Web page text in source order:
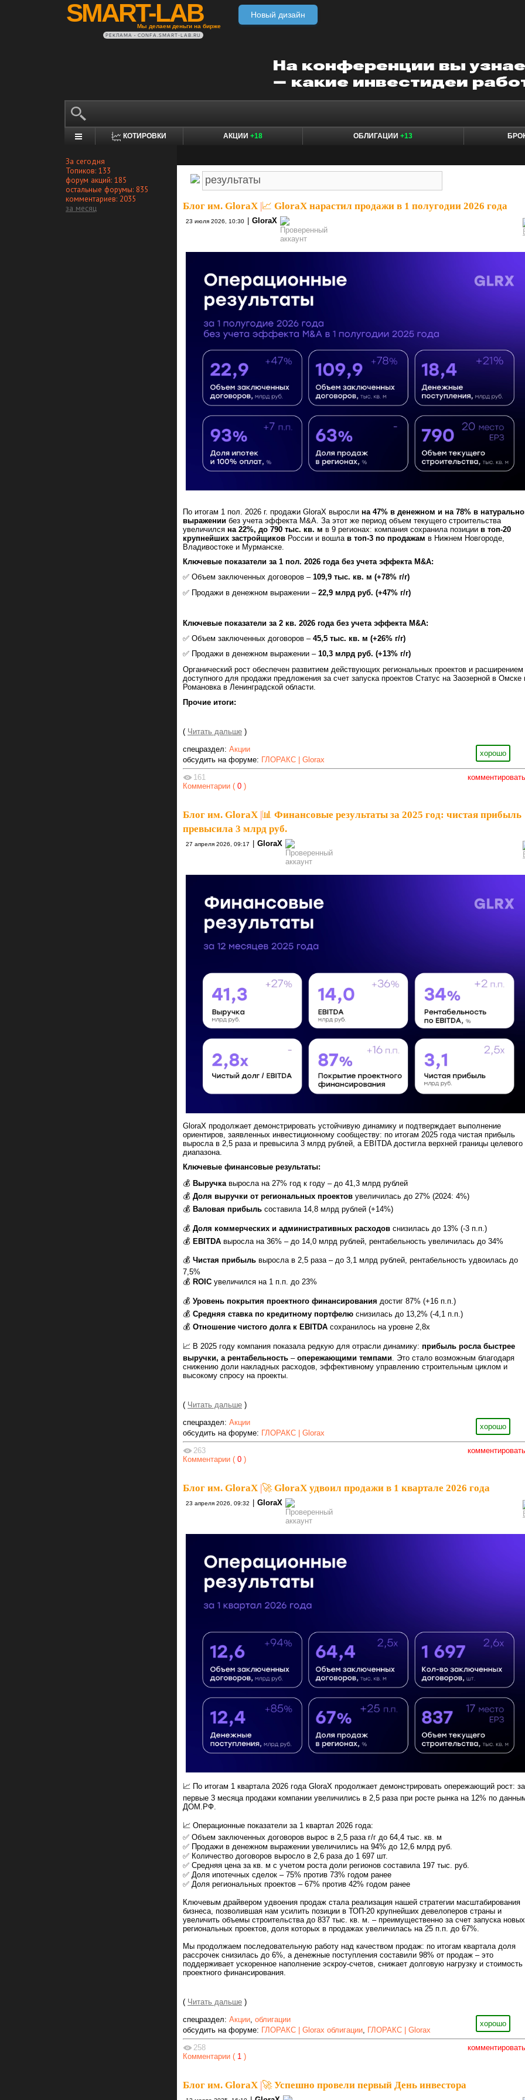
SMART-LAB
Мы делаем деньги на бирже
Новый дизайн
РЕКЛАМА • CONFA.SMART-LAB.RU
КОТИРОВКИ АКЦИИ +18 ОБЛИГАЦИИ +13
За сегодня
Топиков: 133
форум акций: 185
остальные форумы: 835
комментариев: 2035
за месяц
Блог им. GloraX 📈 GloraX нарастил продажи в 1 полугодии 2026 года
23 июля 2026, 10:30 GloraX
По итогам 1 пол. 2026 г. продажи GloraX выросли на 47% в денежном и на 78% в
выражении без учета эффекта M&A. За этот же период объем текущего строительства
увеличился на 22%, до 790 тыс. кв. м в 9 регионах: компания сохранила позиции в топ-20
крупнейших застройщиков России и вошла в топ-3 по продажам в Нижнем Новгороде,
Владивостоке и Мурманске.
Ключевые показатели за 1 пол. 2026 года без учета эффекта M&A:
✅ Объем заключенных договоров – 109,9 тыс. кв. м (+78% г/г)
✅ Продажи в денежном выражении – 22,9 млрд руб. (+47% г/г)
Ключевые показатели за 2 кв. 2026 года без учета эффекта M&A:
✅ Объем заключенных договоров – 45,5 тыс. кв. м (+26% г/г)
✅ Продажи в денежном выражении – 10,3 млрд руб. (+13% г/г)
Органический рост обеспечен развитием действующих региональных проектов и расширением
доступного для продажи предложения за счет запуска проектов Статус на Заозерной в Омске
Романовка в Ленинградской области.
Прочие итоги:
( Читать дальше )
хорошо
спецраздел: Акции
обсудить на форуме: ГЛОРАКС | Glorax
комментировать
161
Комментарии ( 0 )
Блог им. GloraX 📊 Финансовые результаты за 2025 год: чистая прибыль
превысила 3 млрд руб.
27 апреля 2026, 09:17 GloraX
GloraX продолжает демонстрировать устойчивую динамику и подтверждает выполнение
ориентиров, заявленных инвестиционному сообществу: по итогам 2025 года чистая прибыль
выросла в 2,5 раза и превысила 3 млрд рублей, а EBITDA достигла верхней границы целевого
диапазона.
Ключевые финансовые результаты:
💰 Выручка выросла на 27% год к году – до 41,3 млрд рублей
💰 Доля выручки от региональных проектов увеличилась до 27% (2024: 4%)
💰 Валовая прибыль составила 14,8 млрд рублей (+14%)
💰 Доля коммерческих и административных расходов снизилась до 13% (-3 п.п.)
💰 EBITDA выросла на 36% – до 14,0 млрд рублей, рентабельность увеличилась до 34%
💰 Чистая прибыль выросла в 2,5 раза – до 3,1 млрд рублей, рентабельность удвоилась до
7,5%
💰 ROIC увеличился на 1 п.п. до 23%
💰 Уровень покрытия проектного финансирования достиг 87% (+16 п.п.)
💰 Средняя ставка по кредитному портфелю снизилась до 13,2% (-4,1 п.п.)
💰 Отношение чистого долга к EBITDA сохранилось на уровне 2,8x
📈 В 2025 году компания показала редкую для отрасли динамику: прибыль росла быстрее
выручки, а рентабельность – опережающими темпами . Это стало возможным благодаря
снижению доли накладных расходов, эффективному управлению строительным циклом и
высокому спросу на проекты.
( Читать дальше )
хорошо
спецраздел: Акции
обсудить на форуме: ГЛОРАКС | Glorax
комментировать
263
Комментарии ( 0 )
Блог им. GloraX 🚀 GloraX удвоил продажи в 1 квартале 2026 года
23 апреля 2026, 09:32 GloraX
📈 По итогам 1 квартала 2026 года GloraX продолжает демонстрировать опережающий рост: за
первые 3 месяца продажи компании увеличились в 2,5 раза при росте рынка на 12% по
ДОМ.РФ.
📈 Операционные показатели за 1 квартал 2026 года:
✅ Объем заключенных договоров вырос в 2,5 раза г/г до 64,4 тыс. кв. м
✅ Продажи в денежном выражении увеличились на 94% до 12,6 млрд руб.
✅ Количество договоров выросло в 2,6 раза до 1 697 шт.
✅ Средняя цена за кв. м с учетом роста доли регионов составила 197 тыс. руб.
✅ Доля ипотечных сделок – 75% против 73% годом ранее
✅ Доля региональных проектов – 67% против 42% годом ранее
Ключевым драйвером удвоения продаж стала реализация нашей стратегии масштабирования
бизнеса, позволившая нам усилить позиции в ТОП-20 крупнейших девелоперов страны и
увеличить объемы строительства до 837 тыс. кв. м. – преимущественно за счет запуска новых
региональных проектов, доля которых в продажах увеличилась на 25 п.п. до 67%.
Мы продолжаем последовательную работу над качеством продаж: по итогам квартала доля
рассрочек снизилась до 6%, а денежные поступления составили 98% от продаж – это
поддерживает ускоренное наполнение эскроу-счетов, снижает долговую нагрузку и стоимость
проектного финансирования.
( Читать дальше )
хорошо
спецраздел: Акции облигации
обсудить на форуме: ГЛОРАКС | Glorax облигации ГЛОРАКС | Glorax
комментировать
258
Комментарии ( 1 )
Блог им. GloraX 🚀 Успешно провели первый День инвестора